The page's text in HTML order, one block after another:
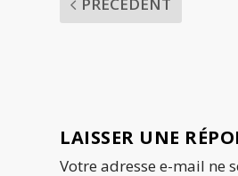
PRÉCÉDENT
LAISSER UNE
Votre adresse e-mail ne